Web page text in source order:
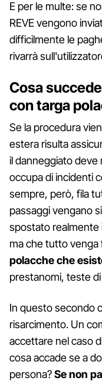
E per le multe: se
REVE vengono
difficilmente le
rivarrà
Cosa
con targa
Se la procedura
estera risulta
il danneggiato deve
occupa di incidenti
sempre, però, fila
passaggi vengano
spostato realmente
ma che tutto
polacche che
prestanomi, teste
In questo secondo
risarcimento. Un
accettare nel caso
cosa accade se a
persona?Se non